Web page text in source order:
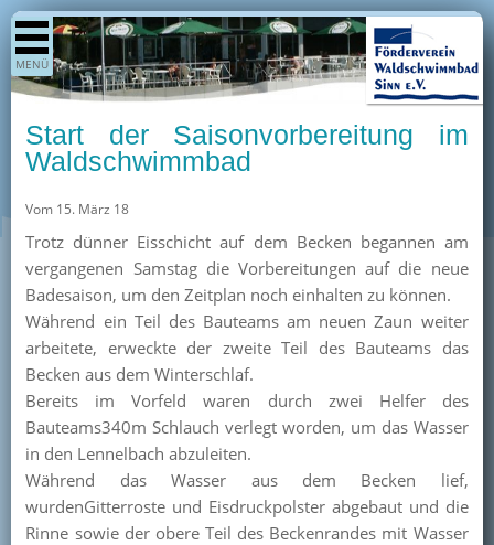
MENÜ
Shop
Aktuelles
Termine
Kurse
Unterstützer
Team
Pressearchiv
Start der Saisonvorbereitung im
Waldschwimmbad
Vom 15. März 18
Trotz dünner Eisschicht auf dem Becken begannen am
vergangenen Samstag die Vorbereitungen auf die neue
Badesaison, um den Zeitplan noch einhalten zu können.
Während ein Teil des Bauteams am neuen Zaun weiter
arbeitete, erweckte der zweite Teil des Bauteams das
Becken aus dem Winterschlaf.
Bereits im Vorfeld waren durch zwei Helfer des
Bauteams340m Schlauch verlegt worden, um das Wasser
in den Lennelbach abzuleiten.
Während das Wasser aus dem Becken lief,
wurdenGitterroste und Eisdruckpolster abgebaut und die
Rinne sowie der obere Teil des Beckenrandes mit Wasser